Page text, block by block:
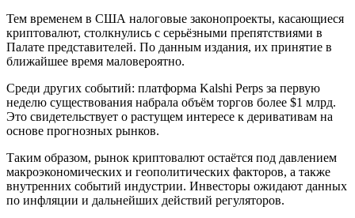
Тем временем в США налоговые законопроекты, касающиеся
криптовалют, столкнулись с серьёзными препятствиями в
Палате представителей. По данным издания, их принятие в
ближайшее время маловероятно.
Среди других событий: платформа Kalshi Perps за первую
неделю существования набрала объём торгов более $1 млрд.
Это свидетельствует о растущем интересе к деривативам на
основе прогнозных рынков.
Таким образом, рынок криптовалют остаётся под давлением
макроэкономических и геополитических факторов, а также
внутренних событий индустрии. Инвесторы ожидают данных
по инфляции и дальнейших действий регуляторов.